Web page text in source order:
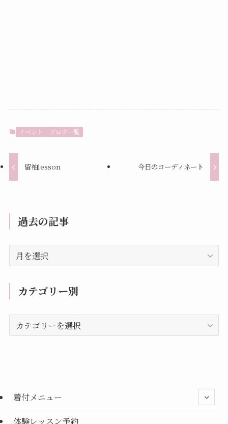
イベント ブログ一覧
留袖lesson 今日のコーディネート
過去の記事
去
事
カテゴリー別
テ
着付メニュー
体験レッスン予約